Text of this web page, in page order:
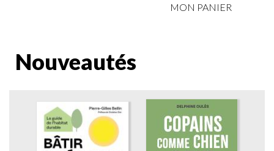
MON PANIER
Nouveautés